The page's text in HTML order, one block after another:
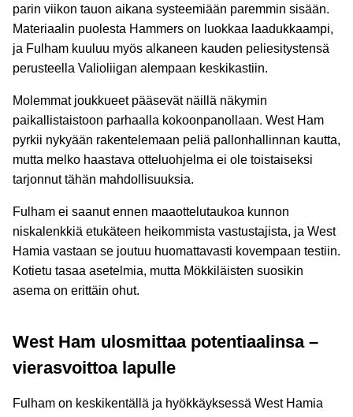
parin viikon tauon aikana systeemiään paremmin sisään.
Materiaalin puolesta Hammers on luokkaa laadukkaampi,
ja Fulham kuuluu myös alkaneen kauden peliesitystensä
perusteella Valioliigan alempaan keskikastiin.
Molemmat joukkueet pääsevät näillä näkymin
paikallistaistoon parhaalla kokoonpanollaan. West Ham
pyrkii nykyään rakentelemaan peliä pallonhallinnan kautta,
mutta melko haastava otteluohjelma ei ole toistaiseksi
tarjonnut tähän mahdollisuuksia.
Fulham ei saanut ennen maaottelutaukoa kunnon
niskalenkkiä etukäteen heikommista vastustajista, ja West
Hamia vastaan se joutuu huomattavasti kovempaan testiin.
Kotietu tasaa asetelmia, mutta Mökkiläisten suosikin
asema on erittäin ohut.
West Ham ulosmittaa potentiaalinsa –
vierasvoittoa lapulle
Fulham on keskikentällä ja hyökkäyksessä West Hamia